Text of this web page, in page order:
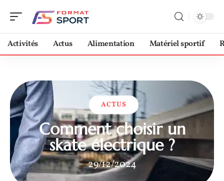
Activités Actus Alimentation Matériel sportif
ACTUS
Comment choisir un
skate électrique ?
29/12/2024